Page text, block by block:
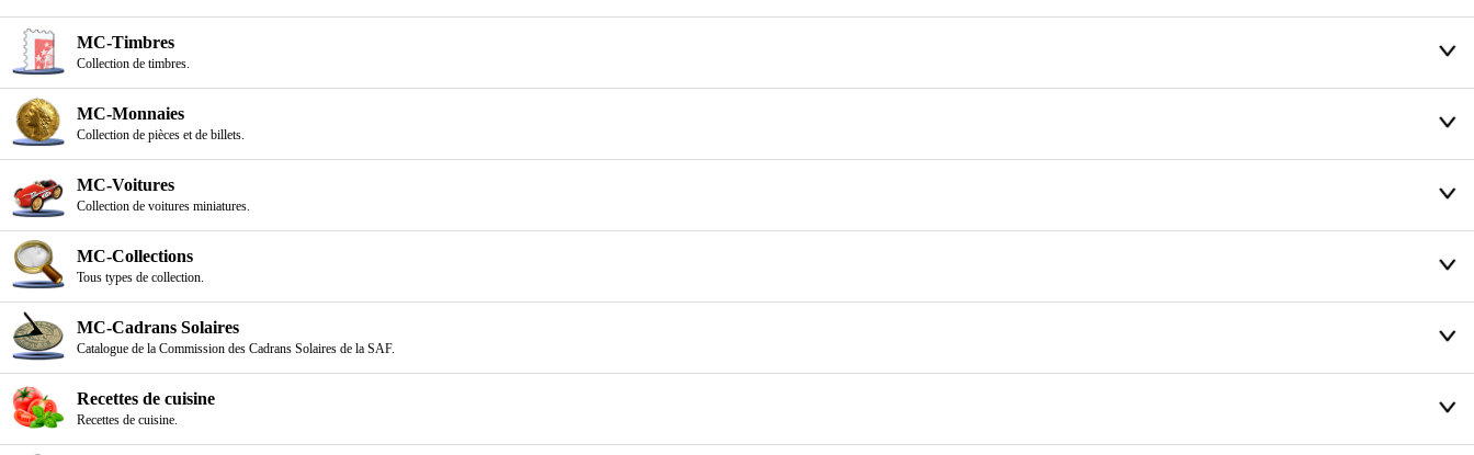
MC-Timbres
Collection de timbres.
MC-Monnaies
Collection de pièces et de billets.
MC-Voitures
Collection de voitures miniatures.
MC-Collections
Tous types de collection.
MC-Cadrans Solaires
Catalogue de la Commission des Cadrans Solaires de la SAF.
Recettes de cuisine
Recettes de cuisine.